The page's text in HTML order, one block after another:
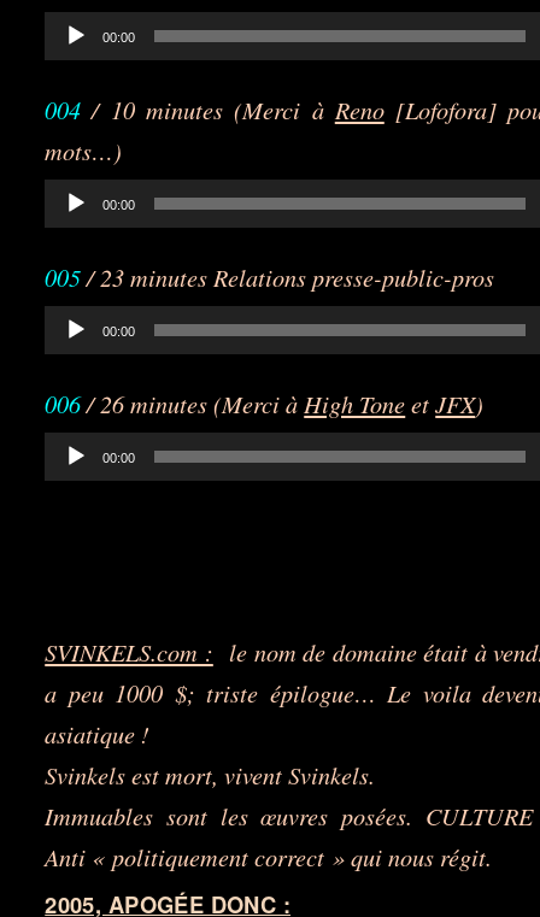
Lecteur
audio
00:00
004 / 10 minutes (Merci à Reno[Lofofora]
mots…)
Lecteur
audio
00:00
005/ 23 minutes Relations presse-public-pros
Lecteur
audio
00:00
006/ 26 minutes (Merci à High ToneetJFX)
Lecteur
audio
00:00
SVINKELS.com : le nom de domaine était à
a peu 1000 $; triste épilogue… Le voila
asiatique !
Svinkels est mort, vivent Svinkels.
Immuables sont les œuvres posées.
Anti « politiquement correct » qui nous régit.
2005, APOGÉE DONC :